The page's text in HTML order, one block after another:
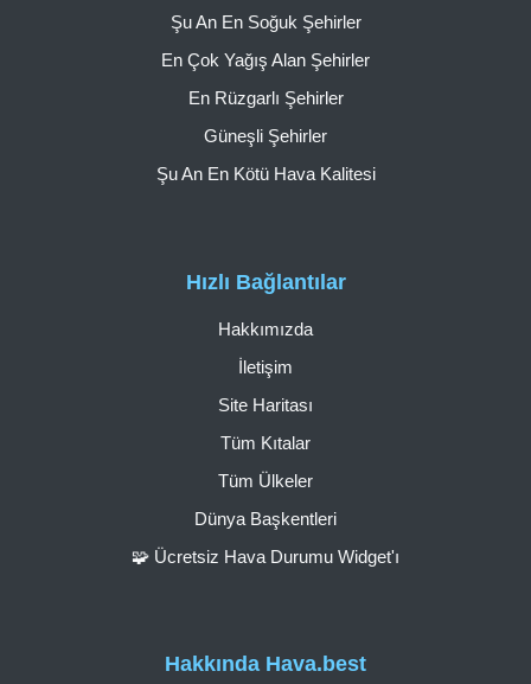
Hakkında Hava.best
Hızlı Bağlantılar
Hakkımızda
İletişim
Site Haritası
Tüm Kıtalar
Tüm Ülkeler
Dünya Başkentleri
🧩 Ücretsiz Hava Durumu Widget'ı
Şu An En Soğuk Şehirler
En Çok Yağış Alan Şehirler
En Rüzgarlı Şehirler
Güneşli Şehirler
Şu An En Kötü Hava Kalitesi